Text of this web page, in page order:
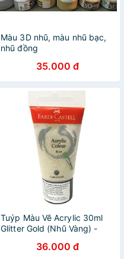
Màu 3D nhũ, màu nhũ bạc,
nhũ đồng
35.000 đ
Tuýp Màu Vẽ Acrylic 30ml
Glitter Gold (Nhũ Vàng) -
36.000 đ